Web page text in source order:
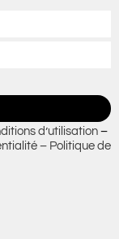
d’utilisation–
– Politique de